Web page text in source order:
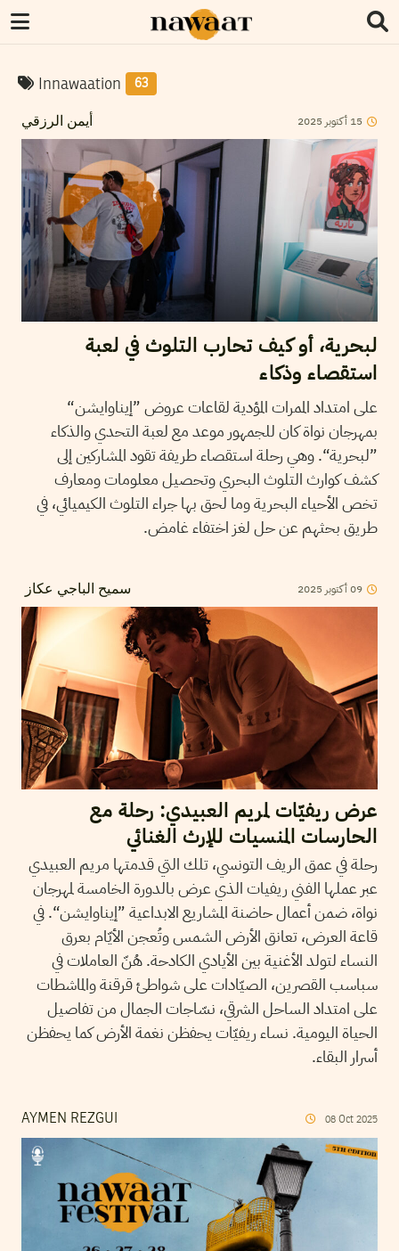
Innawaation 63
أيمن الرزقي 15 أكتوبر 2025
لبحرية، أو كيف تحارب التلوث في لعبة
استقصاء وذكاء
على امتداد الممرات المؤدية لقاعات عروض ”إيناوايشن“
بمهرجان نواة كان للجمهور موعد مع لعبة التحدي والذكاء
”لبحرية“. وهي رحلة استقصاء طريفة تقود المشاركين إلى
كشف كوارث التلوث البحري وتحصيل معلومات ومعارف
تخص الأحياء البحرية وما لحق بها جراء التلوث الكيميائي، في
طريق بحثهم عن حل لغز اختفاء غامض.
سميح الباجي عكاز 09أكتوبر 2025
عرض ريفيّات لمريم العبيدي: رحلة مع
الحارسات المنسيات للإرث الغنائي
رحلة في عمق الريف التونسي، تلك التي قدمتها مريم العبيدي
عبر عملها الفني ريفيات الذي عرض بالدورة الخامسة لمهرجان
نواة، ضمن أعمال حاضنة المشاريع الابداعية ”إيناوايشن“. في
قاعة العرض، تعانق الأرض الشمس وتُعجن الأيّام بعرق
النساء لتولد الأغنية بين الأيادي الكادحة. هُنّ العاملات في
سباسب القصرين، الصيّادات على شواطئ قرقنة والماشطات
على امتداد الساحل الشرقي، نسّاجات الجمال من تفاصيل
الحياة اليومية. نساء ريفيّات يحفظن نغمة الأرض كما يحفظن
أسرار البقاء.
AYMEN REZGUI 08 Oct 2025